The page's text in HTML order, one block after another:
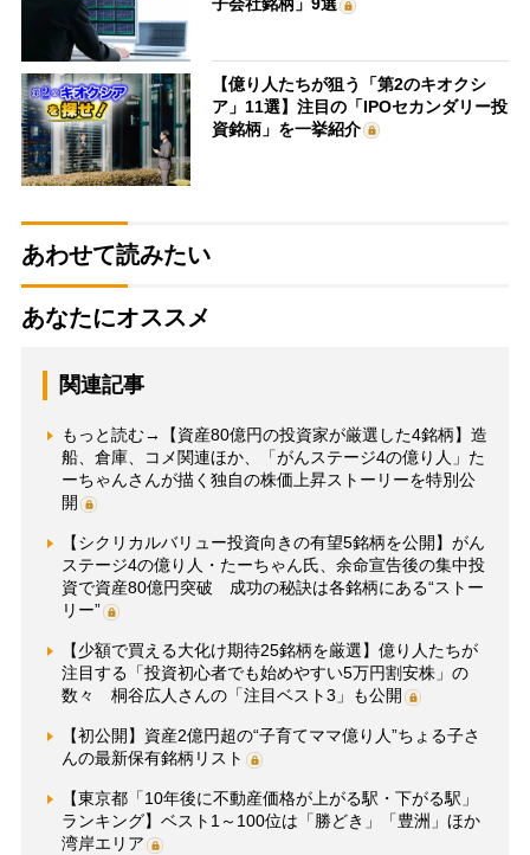
【億り人たちが狙う「第2のキオクシ
ア」11選】注目の「IPOセカンダリー投
資銘柄」を一挙紹介
あわせて読みたい
あなたにオススメ
関連記事
もっと読む→【資産80億円の投資家が厳選した4銘柄】造
船、倉庫、コメ関連ほか、「がんステージ4の億り人」た
ーちゃんさんが描く独自の株価上昇ストーリーを特別公
開
【シクリカルバリュー投資向きの有望5銘柄を公開】がん
ステージ4の億り人・たーちゃん氏、余命宣告後の集中投
資で資産80億円突破 成功の秘訣は各銘柄にある“ストー
リー”
【少額で買える大化け期待25銘柄を厳選】億り人たちが
注目する「投資初心者でも始めやすい5万円割安株」の
数々 桐谷広人さんの「注目ベスト3」も公開
【初公開】資産2億円超の“子育てママ億り人”ちょる子さ
んの最新保有銘柄リスト
【東京都「10年後に不動産価格が上がる駅・下がる駅」
ランキング】ベスト1～100位は「勝どき」「豊洲」ほか
湾岸エリア